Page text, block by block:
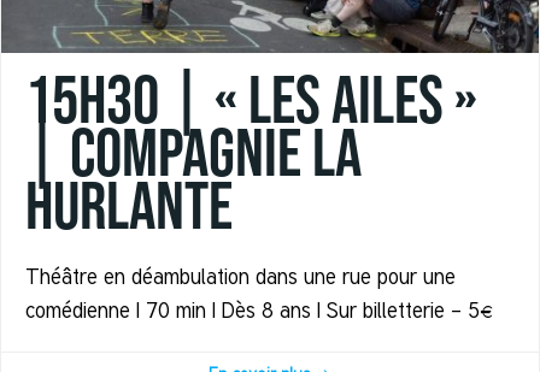
15h30 | « LES AILES »
| Compagnie La
Hurlante
Théâtre en déambulation dans une rue pour une
comédienne | 70 min | Dès 8 ans | Sur billetterie - 5€